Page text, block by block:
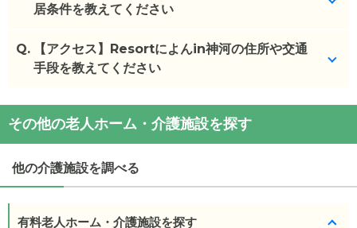
居条件を教えてください
Resortによんin神河の入居金・月額料金は次のと
おりです。
・月額費用が9.9〜13万円
・要介護度：自立、要支援1、要支援2、要介護1、要
・認知症：受け入れ可
Q.
【アクセス】Resortによんin神河の住所や交通
手段を教えてください
Resortによんin神河の交通アクセス
・住所：兵庫県神崎郡神河町南小田1233-2
・最寄り駅：
その他の老人ホーム・介護施設を探す
他の介護施設を調べる
有料老人ホーム・介護施設を探す